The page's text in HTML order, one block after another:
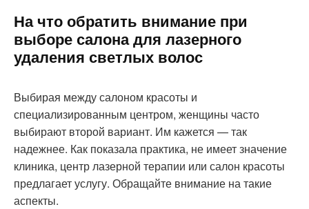
На что обратить внимание при
выборе салона для лазерного
удаления светлых волос
Выбирая между салоном красоты и
специализированным центром, женщины часто
выбирают второй вариант. Им кажется — так
надежнее. Как показала практика, не имеет значение
клиника, центр лазерной терапии или салон красоты
предлагает услугу. Обращайте внимание на такие
аспекты.